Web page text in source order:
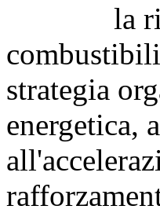
la
strategia
energetica,